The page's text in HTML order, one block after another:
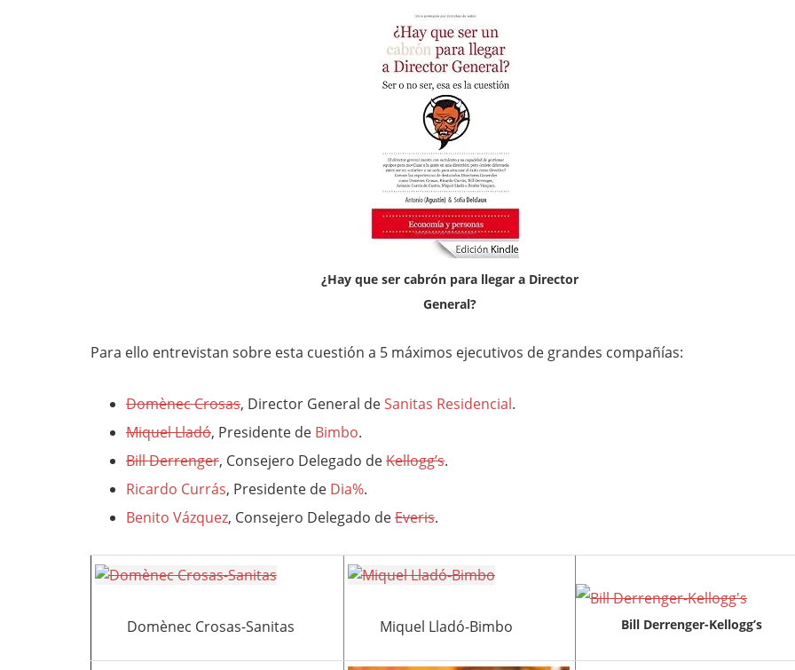
¿Hay que ser cabrón para llegar a Director
General?
Para ello entrevistan sobre esta cuestión a 5 máximos ejecutivos de grandes compañías:
Domènec Crosas, Director General deSanitas Residencial.
Miquel Lladó, Presidente de Bimbo.
Bill Derrenger, Consejero Delegado deKellogg’s.
Ricardo Currás, Presidente de Dia%.
Benito Vázquez, Consejero Delegado deEveris.
Domènec Crosas-Sanitas Miquel Lladó-Bimbo Bill Derrenger-Kellogg’s